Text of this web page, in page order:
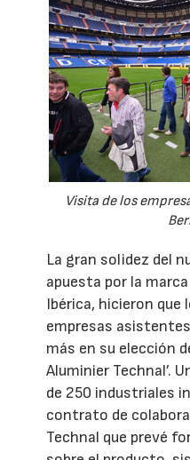
Visita de los
La gran solidez del
apuesta por la
Ibérica, hicieron que
empresas
más en su elección
Aluminier Technal’.
de 250 industriales
contrato de
Technal que prevé